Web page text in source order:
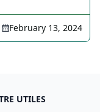
February 13, 2024
UTILES